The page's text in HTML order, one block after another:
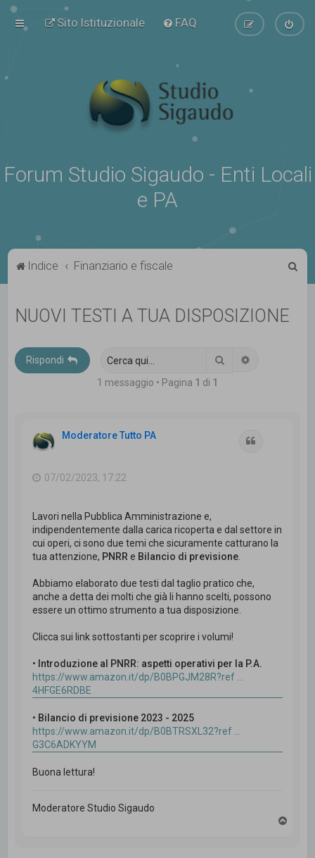
Sito Istituzionale FAQ
Forum Studio Sigaudo - Enti Locali
e PA
Indice Finanziario e fiscale
NUOVI TESTI A TUA DISPOSIZIONE
Rispondi Cerca
1 messaggio • Pagina 1 di 1
Moderatore Tutto PA
07/02/2023, 17:22
Lavori nella Pubblica Amministrazione e,
indipendentemente dalla carica ricoperta e dal settore in
cui operi, ci sono due temi che sicuramente catturano la
tua attenzione, PNRR e Bilancio di previsione.
Abbiamo elaborato due testi dal taglio pratico che,
anche a detta dei molti che già li hanno scelti, possono
essere un ottimo strumento a tua disposizione.
Clicca sui link sottostanti per scoprire i volumi!
• Introduzione al PNRR: aspetti operativi per la P.A.
https://www.amazon.it/dp/B0BPGJM28R?ref ...
4HFGE6RDBE
• Bilancio di previsione 2023 - 2025
https://www.amazon.it/dp/B0BTRSXL32?ref ...
G3C6ADKYYM
Buona lettura!
Moderatore Studio Sigaudo